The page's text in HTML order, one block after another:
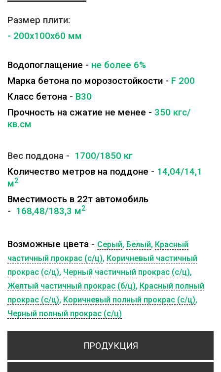
ПРОДУКЦИЯ
Размер плити:
- 200x100x60 мм
Водопоглащение - не более 6%
Марка бетона по морозостойкости - F 200
Класс бетона - B30
Прочность на сжатие не менее - 350 кгс/
кв.см
Вес поддона - 1700/1850 кг
Количество метров на поддоне - 14,04/14,1
м2
Вместимость в 22т автомобиль
- 168,48/183,3 м2
Возможные цвета - Серый, Белый, Красный
частичный прокрас (с/ц), Коричневый частичный
прокрас (с/ц), Черный частичный прокрас (с/ц),
Желтый частичный прокрас (б/ц), Красный полный
прокрас (с/ц), Коричневый полный прокрас (с/ц),
Черный полный прокрас (с/ц)